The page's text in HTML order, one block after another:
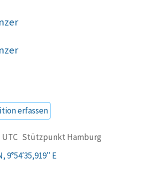
erfassen
UTC Stützpunkt Hamburg
9°54′35,919′′ E